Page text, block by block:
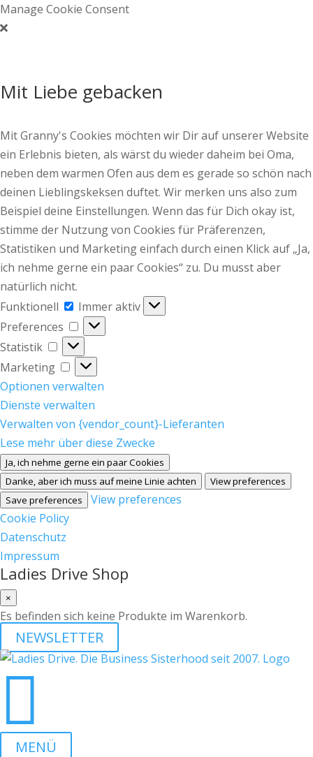
Manage Cookie Consent
Mit Liebe gebacken
Mit Granny's Cookies möchten wir Dir auf unserer Website
ein Erlebnis bieten, als wärst du wieder daheim bei Oma,
neben dem warmen Ofen aus dem es gerade so schön nach
deinen Lieblingskeksen duftet. Wir merken uns also zum
Beispiel deine Einstellungen. Wenn das für Dich okay ist,
stimme der Nutzung von Cookies für Präferenzen,
Statistiken und Marketing einfach durch einen Klick auf „Ja,
ich nehme gerne ein paar Cookies“ zu. Du musst aber
natürlich nicht.
Funktionell
Funktionell
Immer aktiv
Preferences
Preferences
Statistik
Statistik
Marketing
Marketing
Optionen verwalten
Dienste verwalten
Verwalten von {vendor_count}-Lieferanten
Lese mehr über diese Zwecke
Ja, ich nehme gerne ein paar Cookies
Danke, aber ich muss auf meine Linie achten
View preferences
Save preferences
View preferences
Cookie Policy
Datenschutz
Impressum
Ladies Drive Shop
×
Es befinden sich keine Produkte im Warenkorb.
NEWSLETTER

MENÜ